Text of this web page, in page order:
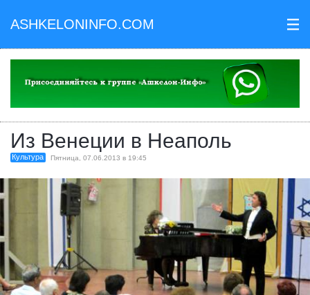
ASHKELONINFO.COM III
Из Венеции в Неаполь
Культура Пятница, 07.06.2013 в 19:45